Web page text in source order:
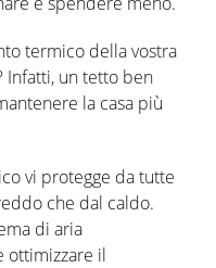
termico della vostra
Infatti, un tetto ben
la casa più
vi protegge da tutte
che dal caldo.
di aria
ottimizzare il